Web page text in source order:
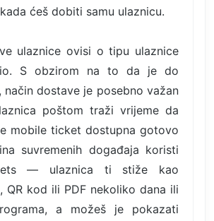
ćeš dobiti samu ulaznicu.
ulaznice ovisi o tipu ulaznice
S obzirom na to da je do
način dostave je posebno važan
poštom traži vrijeme da
mobile ticket dostupna gotovo
suvremenih događaja koristi
— ulaznica ti stiže kao
QR kod ili PDF nekoliko dana ili
a možeš je pokazati